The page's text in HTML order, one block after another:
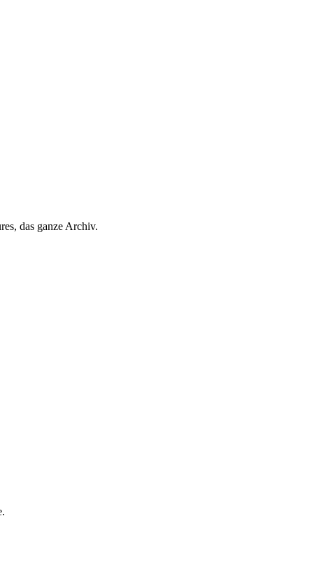
das ganze Archiv.